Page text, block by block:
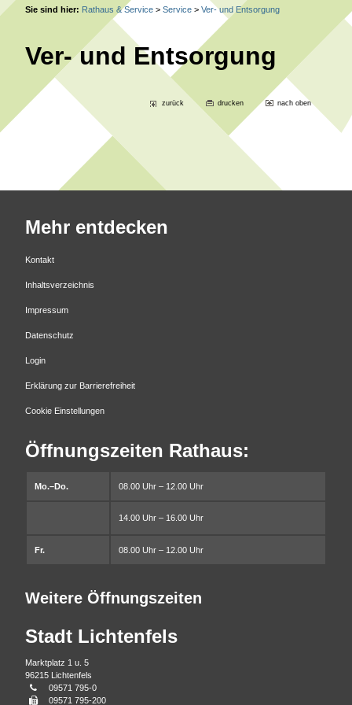
Sie sind hier: Rathaus & Service > Service > Ver- und Entsorgung
Ver- und Entsorgung
zurück drucken nach oben
Mehr entdecken
Kontakt
Inhaltsverzeichnis
Impressum
Datenschutz
Login
Erklärung zur Barrierefreiheit
Cookie Einstellungen
Öffnungszeiten Rathaus:
Mo.–Do. 08.00 Uhr – 12.00 Uhr
14.00 Uhr – 16.00 Uhr
Fr. 08.00 Uhr – 12.00 Uhr
Weitere Öffnungszeiten
Stadt Lichtenfels
Marktplatz 1 u. 5
96215 Lichtenfels
Telefonnummer
09571 795-0
Faxnummer
09571 795-200